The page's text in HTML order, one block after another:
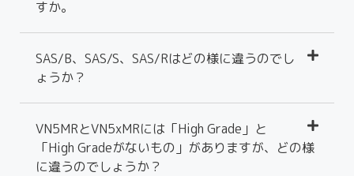
すか。
SAS/B、SAS/S、SAS/Rはどの様に違うのでし
ょうか？
VN5MRとVN5xMRには「High Grade」と
「High Gradeがないもの」がありますが、どの様
に違うのでしょうか？